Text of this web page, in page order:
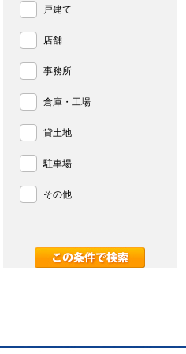
戸建て
店舗
事務所
倉庫・工場
貸土地
駐車場
その他